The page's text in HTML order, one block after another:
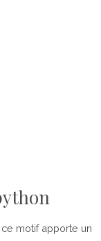
, ce motif apporte un